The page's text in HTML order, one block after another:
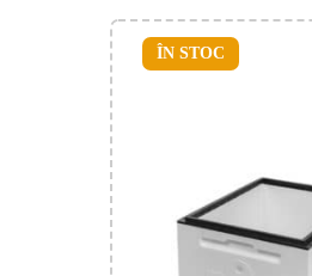
ÎN STOC